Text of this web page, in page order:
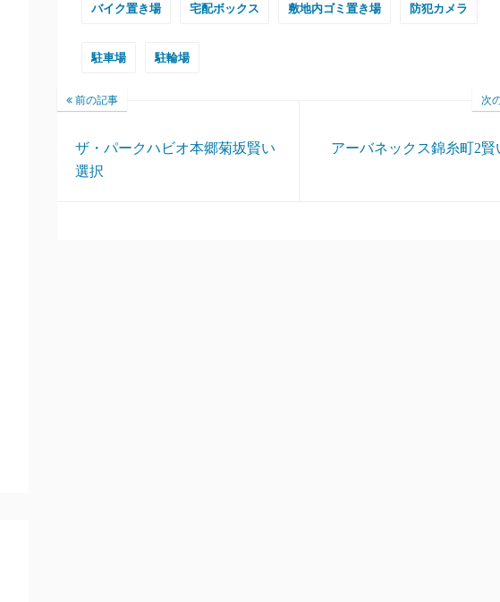
バイク置き場 宅配ボックス 敷地内ゴミ置き場 防犯カメラ
駐車場 駐輪場
前の記事
ザ・パークハビオ本郷菊坂賢い
選択
次
アーバネックス錦糸町2賢